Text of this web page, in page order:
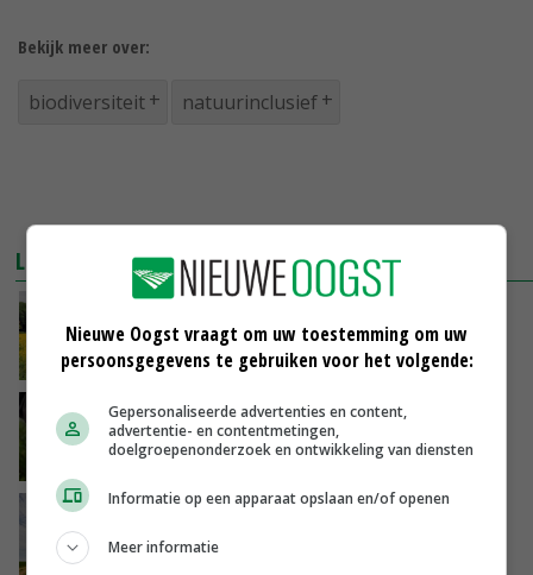
Bekijk meer over:
biodiversiteit natuurinclusief
LEES OOK
in biobrandstof
04-12-2017
50PLUS bezorgd over kreeft in boerensloot
07-11-2017
Betere afstemming moet biodiversiteit
bermen verbeteren
Nieuwe Oogst vraagt om uw toestemming om uw
persoonsgegevens te gebruiken voor het volgende:
Gepersonaliseerde advertenties en content,
advertentie- en contentmetingen,
doelgroepenonderzoek en ontwikkeling van diensten
Informatie op een apparaat opslaan en/of openen
Meer informatie